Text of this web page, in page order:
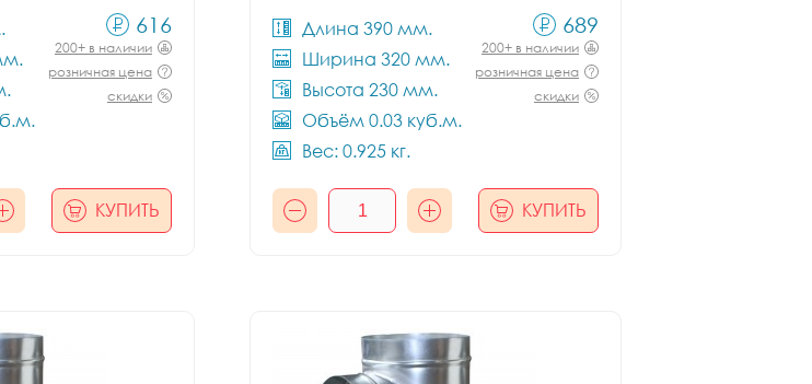
616
200+ в наличии
розничная цена
скидки
КУПИТЬ
Длина 390 мм.
Ширина 320 мм.
Высота 230 мм.
Объём 0.03 куб.м.
Вес: 0.925 кг.
689
200+ в наличии
розничная цена
скидки
КУПИТЬ